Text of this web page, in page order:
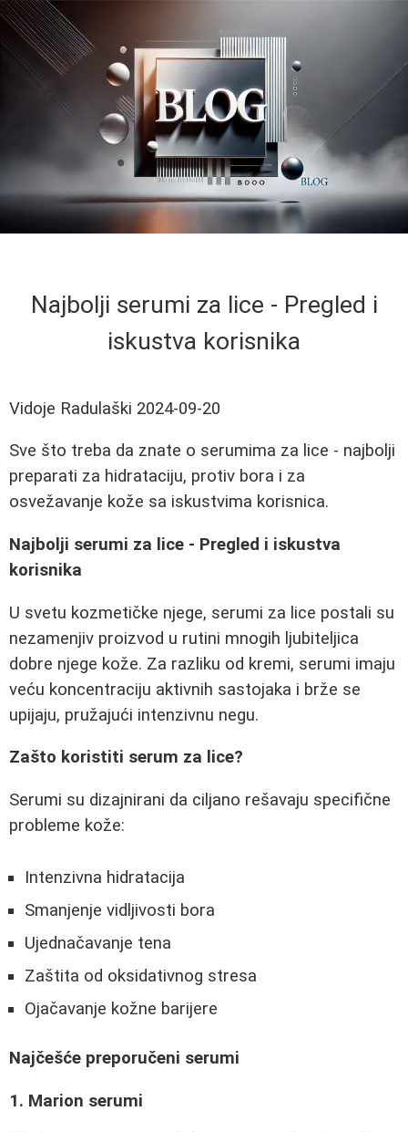
Najbolji serumi za lice - Pregled i
iskustva korisnika
Vidoje Radulaški 2024-09-20
Sve što treba da znate o serumima za lice - najbolji
preparati za hidrataciju, protiv bora i za
osvežavanje kože sa iskustvima korisnica.
Najbolji serumi za lice - Pregled i iskustva
korisnika
U svetu kozmetičke njege, serumi za lice postali su
nezamenjiv proizvod u rutini mnogih ljubiteljica
dobre njege kože. Za razliku od kremi, serumi imaju
veću koncentraciju aktivnih sastojaka i brže se
upijaju, pružajući intenzivnu negu.
Zašto koristiti serum za lice?
Serumi su dizajnirani da ciljano rešavaju specifične
probleme kože:
Intenzivna hidratacija
Smanjenje vidljivosti bora
Ujednačavanje tena
Zaštita od oksidativnog stresa
Ojačavanje kožne barijere
Najčešće preporučeni serumi
1. Marion serumi